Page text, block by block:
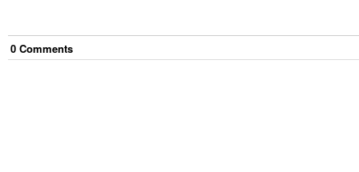
0 Comments